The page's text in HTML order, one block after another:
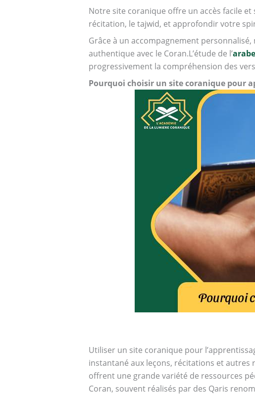
Notre site coranique offre un accès facile
récitation, le tajwid, et approfondir votre
Grâce à un accompagnement
authentique avec le Coran.L’étude de l’
progressivement la compréhension des
Pourquoi choisir un site coranique pour
Utiliser un site coranique pour
instantané aux leçons, récitations et autres
offrent une grande variété de ressources
Coran, souvent réalisés par des Qaris